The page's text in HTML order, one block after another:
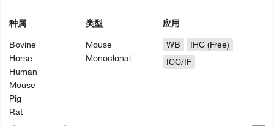
种属
Bovine
Horse
Human
Mouse
Pig
Rat
类型
Mouse
Monoclonal
应用
WB
IHC (Free)
ICC/IF